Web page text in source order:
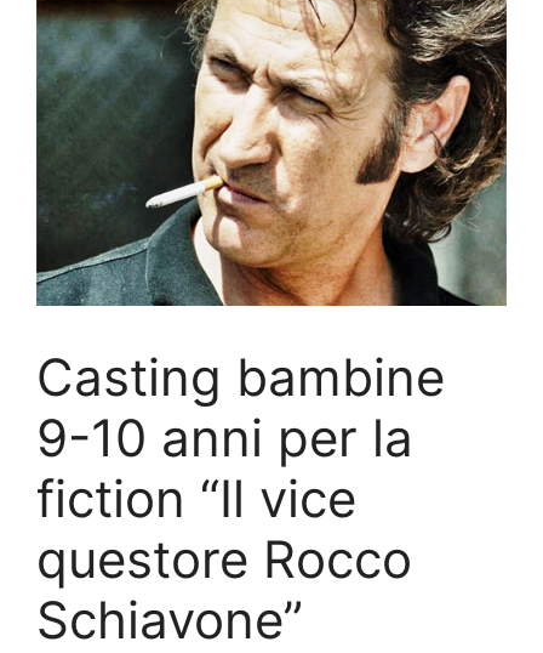
Casting bambine
9-10 anni per la
fiction “Il vice
questore Rocco
Schiavone”